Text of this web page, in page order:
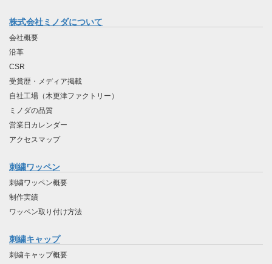
株式会社ミノダについて
会社概要
沿革
CSR
受賞歴・メディア掲載
自社工場（木更津ファクトリー）
ミノダの品質
営業日カレンダー
アクセスマップ
刺繍ワッペン
刺繍ワッペン概要
制作実績
ワッペン取り付け方法
刺繍キャップ
刺繍キャップ概要